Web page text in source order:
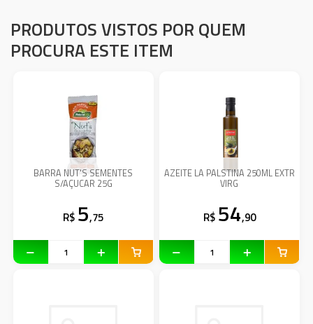
PRODUTOS VISTOS POR QUEM
PROCURA ESTE ITEM
BARRA NUT'S SEMENTES
S/AÇUCAR 25G
R$ 5,75
AZEITE LA PALSTINA 250ML EXTR
VIRG
R$ 54,90